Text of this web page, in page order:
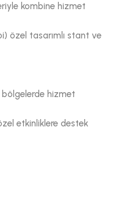
kombine hizmet
özel tasarımlı stant ve
bölgelerde hizmet
etkinliklere destek